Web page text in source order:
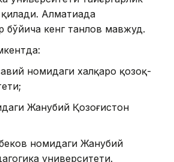
қилади. Алматиада
бўйича кенг танлов мавжуд.
номидаги халқаро қозоқ-
Жанубий Қозоғистон
номидаги Жанубий
университети.